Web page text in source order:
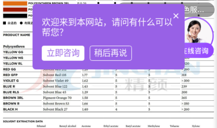
你们可以提供配色服务吗？
×
欢迎来到本网站，请问有什么可以
帮您？
立即咨询 稍后再说